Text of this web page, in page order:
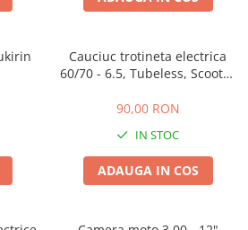
Cauciuc trotineta electrica
60/70 - 6.5, Tubeless, Scooter
90,00 RON
IN STOC
ADAUGA IN COS